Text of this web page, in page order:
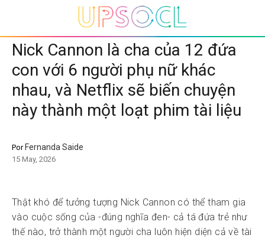
Nick Cannon là cha của 12 đứa
con với 6 người phụ nữ khác
nhau, và Netflix sẽ biến chuyện
này thành một loạt phim tài liệu
Por Fernanda Saide
15 May, 2026
Thật khó để tưởng tượng Nick Cannon có thể tham gia
vào cuộc sống của -đúng nghĩa đen- cả tá đứa trẻ như
thế nào, trở thành một người cha luôn hiện diện cả về tài